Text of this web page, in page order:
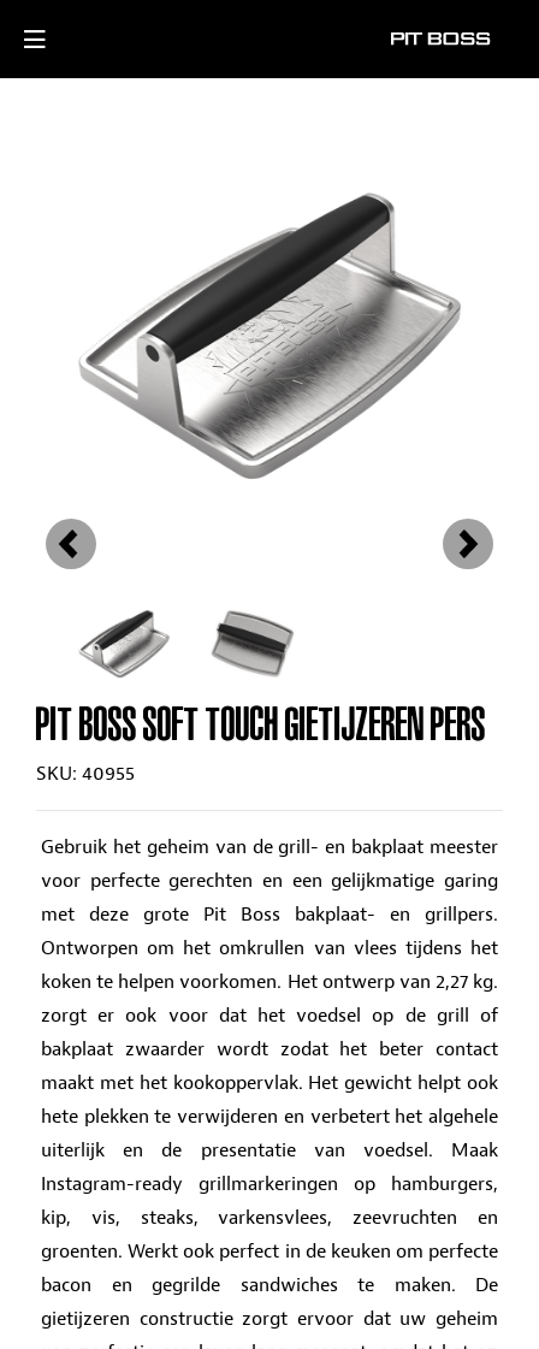
Previous
PIT BOSS SOFT TOUCH GIETIJZEREN PERS
SKU: 40955
Gebruik het geheim van de grill- en bakplaat meester
voor perfecte gerechten en een gelijkmatige garing
met deze grote Pit Boss bakplaat- en grillpers.
Ontworpen om het omkrullen van vlees tijdens het
koken te helpen voorkomen. Het ontwerp van 2,27 kg.
zorgt er ook voor dat het voedsel op de grill of
bakplaat zwaarder wordt zodat het beter contact
maakt met het kookoppervlak. Het gewicht helpt ook
hete plekken te verwijderen en verbetert het algehele
uiterlijk en de presentatie van voedsel. Maak
Instagram-ready grillmarkeringen op hamburgers,
kip, vis, steaks, varkensvlees, zeevruchten en
groenten. Werkt ook perfect in de keuken om perfecte
bacon en gegrilde sandwiches te maken. De
gietijzeren constructie zorgt ervoor dat uw geheim